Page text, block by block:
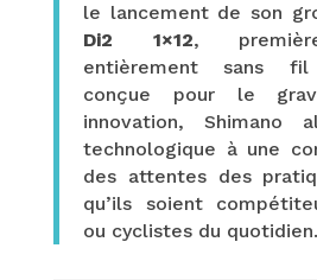
le lancement de son
Di2 1×12,
entièrement sans fil
conçue pour le
innovation, Shimano
technologique à une
des attentes des
qu’ils soient
ou cyclistes du quotidien.